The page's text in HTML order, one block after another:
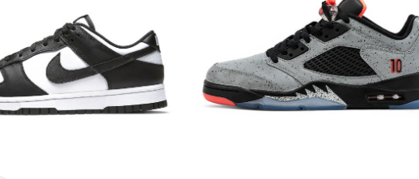
Просто виміряйте
підходить за
*Залежно від